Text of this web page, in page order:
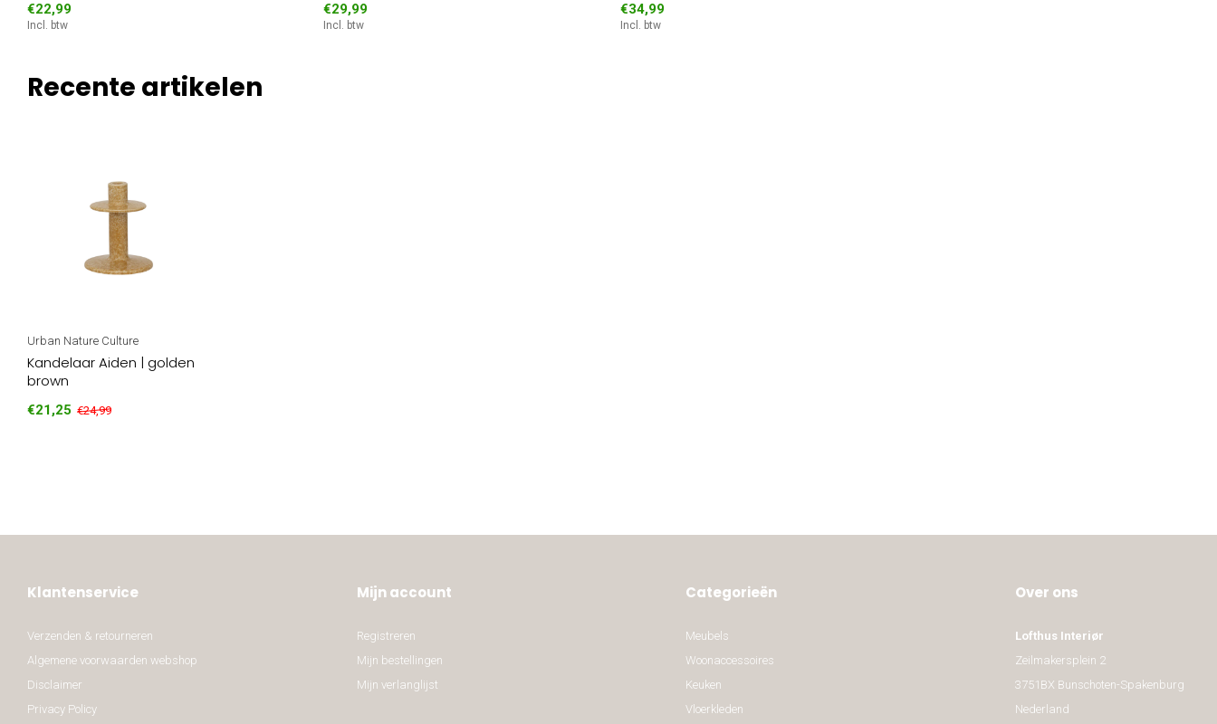
€22,99
Incl. btw
€29,99
Incl. btw
€34,99
Incl. btw
Recente artikelen
Urban Nature Culture
Kandelaar Aiden | golden
brown
€21,25 €24,99
Klantenservice
Verzenden & retourneren
Algemene voorwaarden webshop
Disclaimer
Privacy Policy
Mijn account
Registreren
Mijn bestellingen
Mijn verlanglijst
Categorieën
Meubels
Woonaccessoires
Keuken
Vloerkleden
Over ons
Lofthus Interiør
Zeilmakersplein 2
3751BX Bunschoten-Spakenburg
Nederland